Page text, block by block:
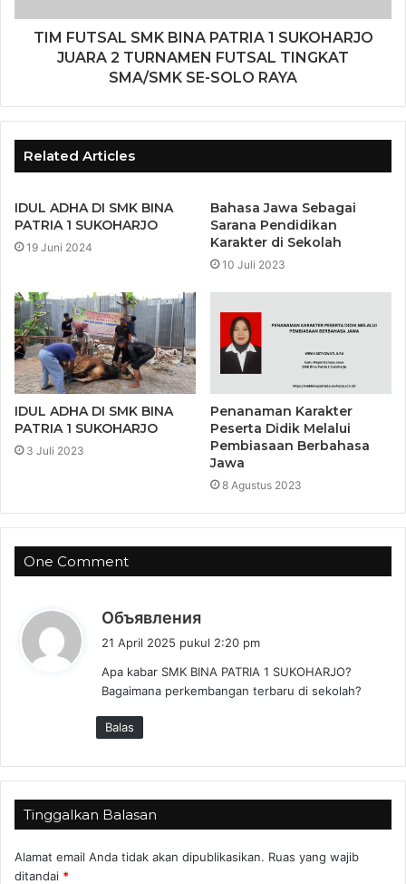
TIM FUTSAL SMK BINA PATRIA 1 SUKOHARJO
JUARA 2 TURNAMEN FUTSAL TINGKAT
SMA/SMK SE-SOLO RAYA
Related Articles
IDUL ADHA DI SMK BINA
PATRIA 1 SUKOHARJO
19 Juni 2024
Bahasa Jawa Sebagai
Sarana Pendidikan
Karakter di Sekolah
10 Juli 2023
IDUL ADHA DI SMK BINA
PATRIA 1 SUKOHARJO
3 Juli 2023
Penanaman Karakter
Peserta Didik Melalui
Pembiasaan Berbahasa
Jawa
8 Agustus 2023
One Comment
Объявления
k
a
21 April 2025 pukul 2:20 pm
Apa kabar SMK BINA PATRIA 1 SUKOHARJO?
Bagaimana perkembangan terbaru di sekolah?
Balas
Tinggalkan Balasan
Alamat email Anda tidak akan dipublikasikan. Ruas yang wajib
ditandai *